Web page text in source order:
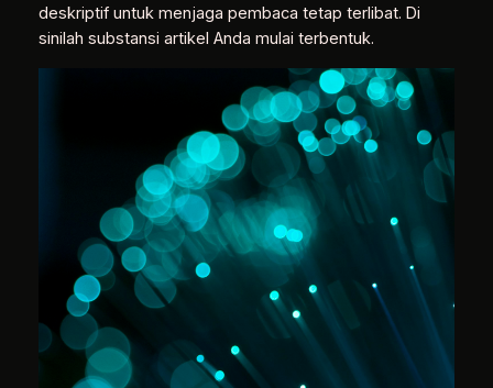
deskriptif untuk menjaga pembaca tetap terlibat. Di
sinilah substansi artikel Anda mulai terbentuk.